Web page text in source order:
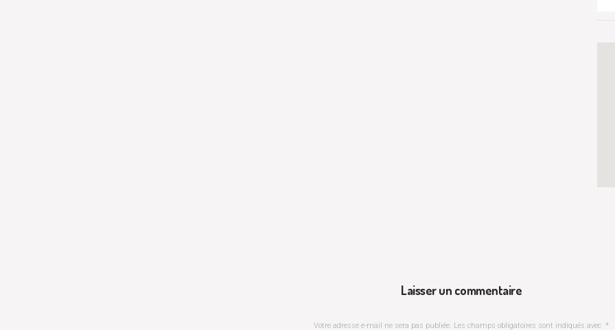
Laisser un commentaire
Votre adresse e-mail ne sera pas publiée. Les champs obligatoires sont indiqués avec *